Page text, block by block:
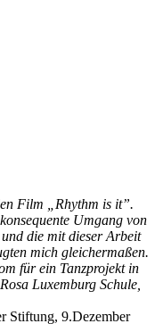
Film „Rhythm is it”.
Umgang von
die mit dieser Arbeit
mich gleichermaßen.
für ein Tanzprojekt in
Luxemburg Schule,
Stiftung, 9.Dezember